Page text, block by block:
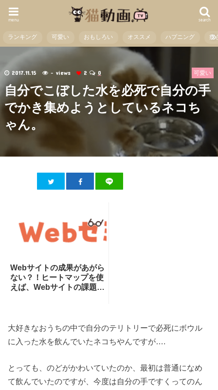
search
menu
ランキング 可愛い おもしろい オススメ ハプニング 癒
可愛い
2017.11.15 - views 2 0
自分でこぼした水を必死で自分の手
でかき集めようとしているネコち
ゃん。
Webサイトの成果があがら
ない？！ヒートマップを使
えば、Webサイトの課題が
大好きなおうちの中で自分のテリトリーで必死にボウル
に入った水を飲んでいたネコちやんですが….
とっても、のどがかわいていたのか、最初は普通になめ
て飲んでいたのですが、今度は自分の手ですくってのん